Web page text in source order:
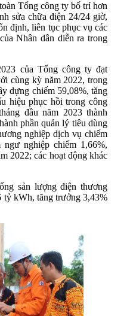
Tổng công ty bố trí hơn
sửa chữa điện 24/24 giờ,
định, liên tục phục vụ các
Nhân dân diễn ra trong
của Tổng công ty đạt
cùng kỳ năm 2022, trong
dựng chiếm 59,08%, tăng
hiệu phục hồi trong công
đầu năm 2023 thành
phần quản lý tiêu dùng
nghiệp dịch vụ chiếm
nghiệp chiếm 1,66%,
2022; các hoạt động khác
sản lượng điện thương
tỷ kWh, tăng trưởng 3,43%